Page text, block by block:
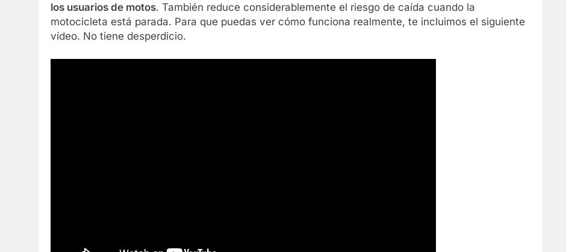
los usuarios de motos. También reduce considerablemente el riesgo de caída cuando la
motocicleta está parada. Para que puedas ver cómo funciona realmente, te incluimos el siguiente
vídeo. No tiene desperdicio.